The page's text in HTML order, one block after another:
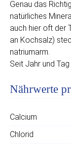
Genau das
natürliches
auch hier oft der
an Kochsalz)
natriumarm.
Seit Jahr und
Nährwerte
Calcium
Chlorid